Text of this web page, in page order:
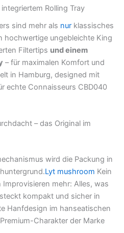
Rolling Tray
sind mehr als nur klassisches
hochwertige ungebleichte King
Filtertips und einem
– für maximalen Komfort und
in Hamburg, designed mit
echte Connaisseurs CBD040
– das Original im
wird die Packung in
Lyt mushroom Kein
mehr: Alles, was
steckt kompakt und sicher in
Hanfdesign im hanseatischen
Charakter der Marke